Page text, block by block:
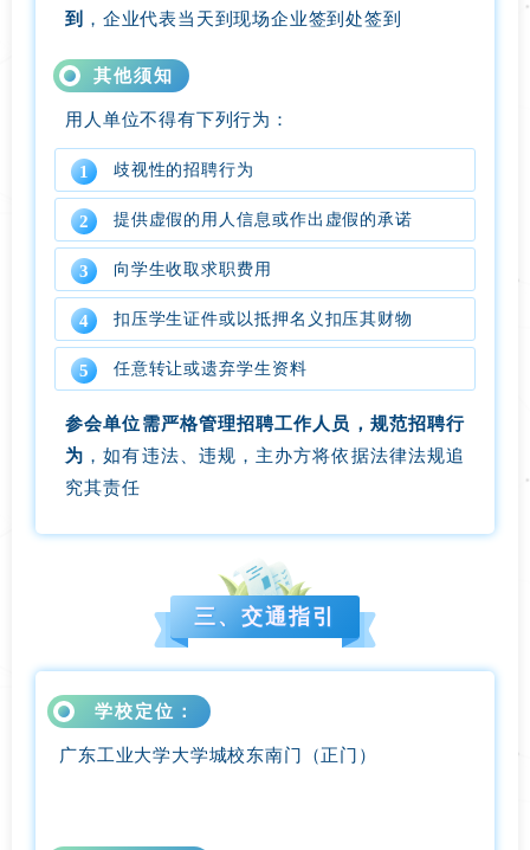
到 ，企业代表当天到现场企业签到处签到
其他须知
用人单位不得有下列行为：
1 歧视性的招聘行为
2 提供虚假的用人信息或作出虚假的承诺
3 向学生收取求职费用
4 扣压学生证件或以抵押名义扣压其财物
5 任意转让或遗弃学生资料
参会单位需严格管理招聘工作人员，规范招聘行
为 ，如有违法、违规，主办方将依据法律法规追
究其责任
三、交通指引
学校定位：
广东工业大学大学城校东南门（正门）